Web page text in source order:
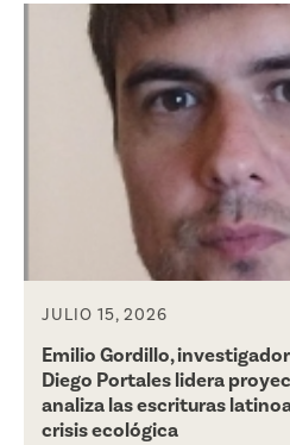
JULIO 15, 2026
Emilio Gordillo,
Diego Portales lidera
analiza las escrituras
crisis ecológica